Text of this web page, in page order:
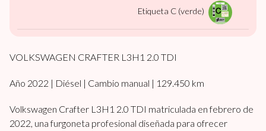
Etiqueta C (verde)
VOLKSWAGEN CRAFTER L3H1 2.0 TDI
Año 2022 | Diésel | Cambio manual | 129.450 km
Volkswagen Crafter L3H1 2.0 TDI matriculada en febrero de
2022, una furgoneta profesional diseñada para ofrecer